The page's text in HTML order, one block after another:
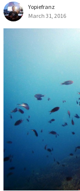
Yopiefranz
March 31, 2016